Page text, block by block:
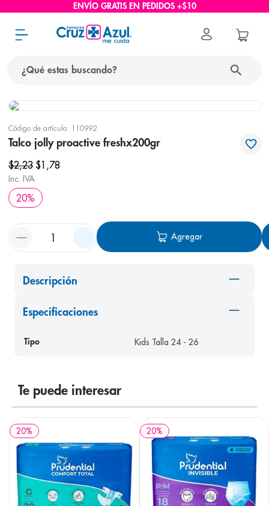
ENVÍO GRATIS EN PEDIDOS +$10
Código de artículo: 110992
Talco jolly proactive freshx200gr
$2,23 $1 ,78
Inc. IVA
20%
Agregar
Descripción
Especificaciones
Tipo Kids Talla 24 - 26
Te puede interesar
20% 20%
términos más buscados
protector solar
3.
4. cerave
bioderma
8. pediasure